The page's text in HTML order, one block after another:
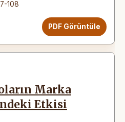
108
PDF Görüntüle
Marka
Etkisi